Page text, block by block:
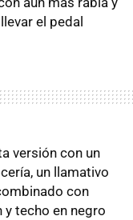
el pedal
versión con un
un llamativo
con
techo en negro